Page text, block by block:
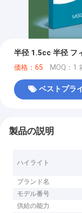
半径 1.5cc 半径 フ
価格：65 MOQ：1
ベストプラ
製品の説明
ハイライト
ブランド名
モデル番号
供給の能力